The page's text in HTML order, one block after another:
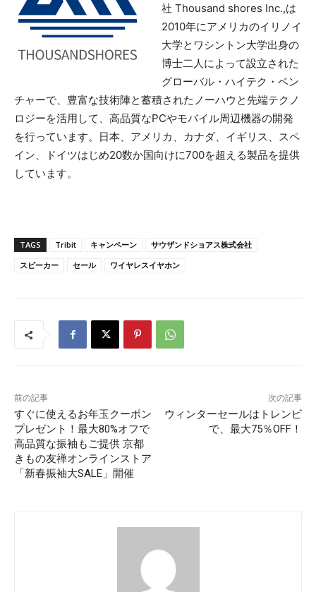
社 Thousand shores Inc.,は
2010年にアメリカのイリノイ
大学とワシントン大学出身の
博士二人によって設立された
グローバル・ハイテク・ベン
チャーで、豊富な技術陣と蓄積されたノーハウと先端テクノ
ロジーを活用して、高品質なPCやモバイル周辺機器の開発
を行っています。日本、アメリカ、カナダ、イギリス、スペ
イン、ドイツはじめ20数か国向けに700を超える製品を提供
しています。
TAGS Tribit キャンペーン
サウザンドショアス株式会社
スピーカー
セール ワイヤレスイヤホン
前の記事
すぐに使えるお年玉クーポン
プレゼント！最大80%オフで
高品質な振袖もご提供 京都
きもの友禅オンラインストア
「新春振袖大SALE」開催
次の記事
ウィンターセールはトレンビ
で、最大75％OFF！